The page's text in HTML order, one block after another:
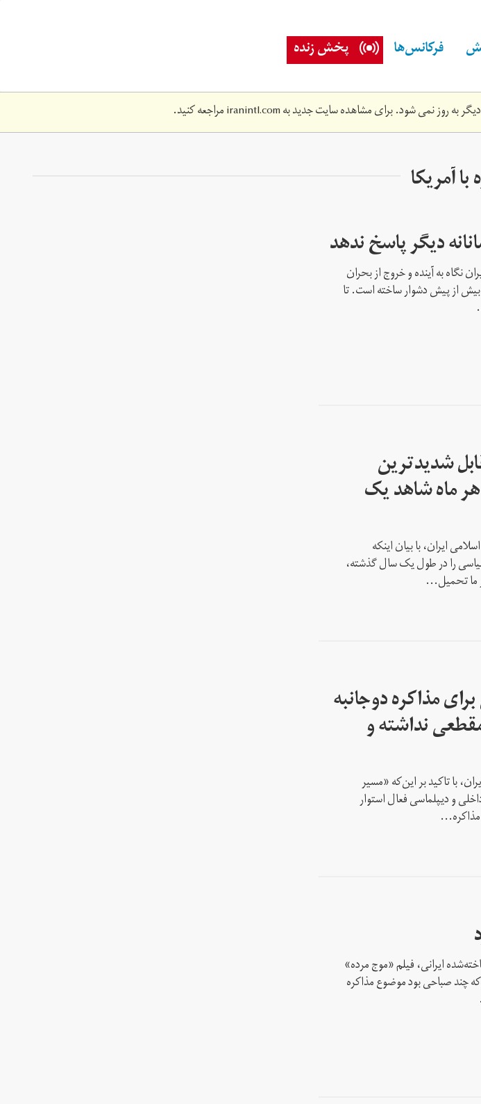
فرکانس‌ها پخش زنده
به روز نمی شود. برای مشاهده سایت جدید بهiranintl.comمراجعه کنید.
آمریکا
دیگر پاسخ ندهد
نگاه به آینده و خروج از بحران
از پیش دشوار ساخته است. تا
شدیدترین
ماه شاهد یک
ایران، با بیان اینکه
را در طول یک سال گذشته،
ما تحمیل...
مذاکره دوجانبه
نداشته و
با تاکید بر این‌که «مسیر
و دیپلماسی فعال استوار
ایرانی، فیلم «موج مرده»
که چند صباحی بود موضوع مذاکره